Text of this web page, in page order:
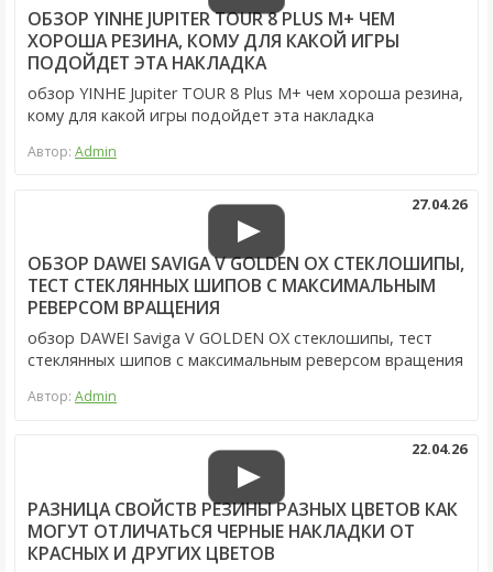
ОБЗОР YINHE JUPITER TOUR 8 PLUS M+ ЧЕМ
ХОРОША РЕЗИНА, КОМУ ДЛЯ КАКОЙ ИГРЫ
ПОДОЙДЕТ ЭТА НАКЛАДКА
обзор YINHE Jupiter TOUR 8 Plus M+ чем хороша резина,
кому для какой игры подойдет эта накладка
Автор: Admin
ОБЗОР DAWEI SAVIGA V GOLDEN OX СТЕКЛОШИПЫ,
ТЕСТ СТЕКЛЯННЫХ ШИПОВ С МАКСИМАЛЬНЫМ
РЕВЕРСОМ ВРАЩЕНИЯ
27.04.26
обзор DAWEI Saviga V GOLDEN OX стеклошипы, тест
стеклянных шипов с максимальным реверсом вращения
Автор: Admin
РАЗНИЦА СВОЙСТВ РЕЗИНЫ РАЗНЫХ ЦВЕТОВ КАК
МОГУТ ОТЛИЧАТЬСЯ ЧЕРНЫЕ НАКЛАДКИ ОТ
КРАСНЫХ И ДРУГИХ ЦВЕТОВ
22.04.26